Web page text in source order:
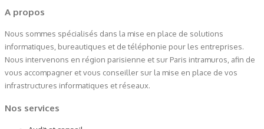
A propos
Nous sommes spécialisés dans la mise en place de solutions
informatiques, bureautiques et de téléphonie pour les entreprises.
Nous intervenons en région parisienne et sur Paris intramuros, afin de
vous accompagner et vous conseiller sur la mise en place de vos
infrastructures informatiques et réseaux.
Nos services